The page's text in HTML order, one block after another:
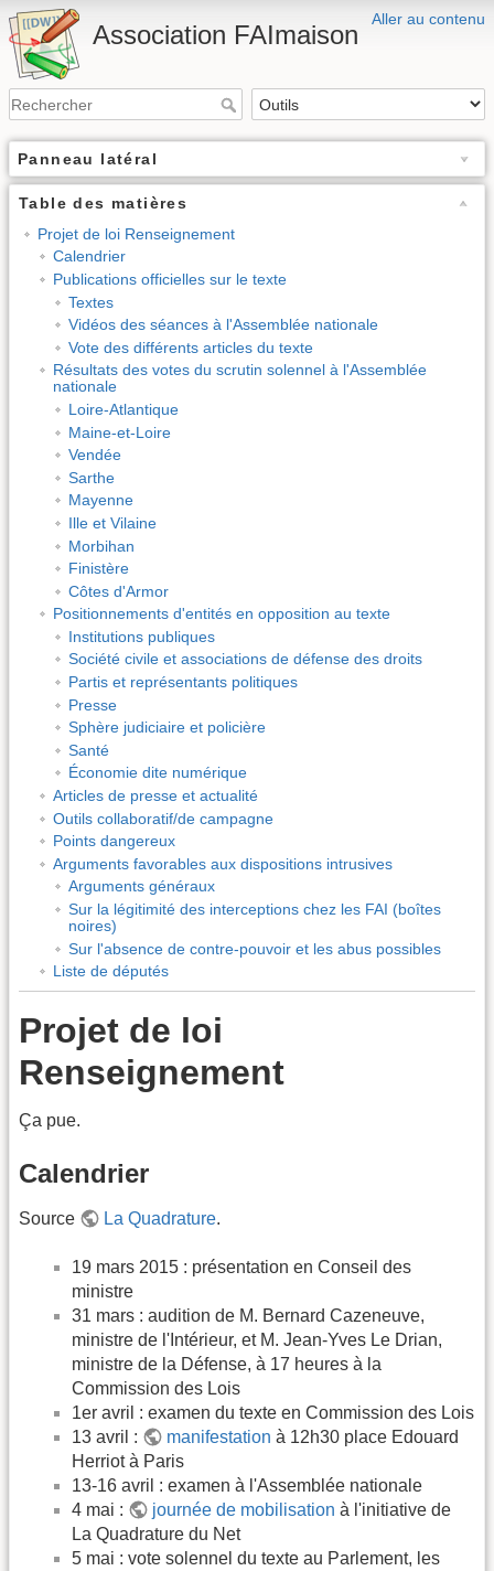
Aller au contenu
Association FAImaison
Panneau latéral
Table des matières
Projet de loi Renseignement
Calendrier
Publications officielles sur le texte
Textes
Vidéos des séances à l'Assemblée nationale
Vote des différents articles du texte
Résultats des votes du scrutin solennel à l'Assemblée
nationale
Loire-Atlantique
Maine-et-Loire
Vendée
Sarthe
Mayenne
Ille et Vilaine
Morbihan
Finistère
Côtes d'Armor
Positionnements d'entités en opposition au texte
Institutions publiques
Société civile et associations de défense des droits
Partis et représentants politiques
Presse
Sphère judiciaire et policière
Santé
Économie dite numérique
Articles de presse et actualité
Outils collaboratif/de campagne
Points dangereux
Arguments favorables aux dispositions intrusives
Arguments généraux
Sur la légitimité des interceptions chez les FAI (boîtes
noires)
Sur l'absence de contre-pouvoir et les abus possibles
Liste de députés
Projet de loi
Renseignement
Ça pue.
Calendrier
Source La Quadrature.
19 mars 2015 : présentation en Conseil des
ministre
31 mars : audition de M. Bernard Cazeneuve,
ministre de l'Intérieur, et M. Jean-Yves Le Drian,
ministre de la Défense, à 17 heures à la
Commission des Lois
1er avril : examen du texte en Commission des Lois
13 avril :
manifestation à 12h30 place Edouard
Herriot à Paris
13-16 avril : examen à l'Assemblée nationale
4 mai :
journée de mobilisation à l'initiative de
La Quadrature du Net
5 mai : vote solennel du texte au Parlement, les